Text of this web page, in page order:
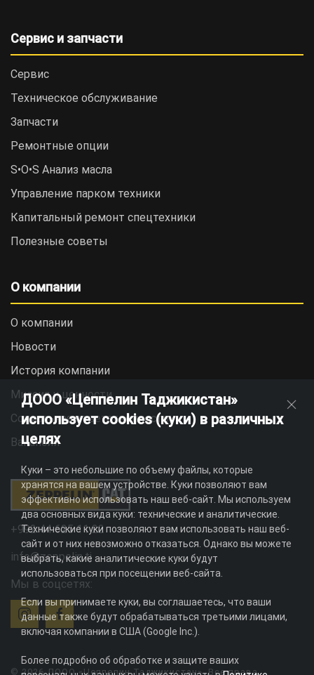
Сервис и запчасти
Сервис
Техническое обслуживание
Запчасти
Ремонтные опции
S•O•S Анализ масла
Управление парком техники
Капитальный ремонт спецтехники
Полезные советы
О компании
О компании
Новости
История компании
Миссия и ценности
Социальная ответственность
Вакансии
+992 44 625 11 22
info@zeppelin.tj
Мы в соцсетях:
© 2026 ДООО «Цеппелин Таджикистан». Все права
ДООО «Цеппелин Таджикистан»
использует cookies (куки) в различных
целях
Куки – это небольшие по объему файлы, которые
хранятся на вашем устройстве. Куки позволяют вам
эффективно использовать наш веб-сайт. Мы используем
два основных вида куки: технические и аналитические.
Технические куки позволяют вам использовать наш веб-
сайт и от них невозможно отказаться. Однако вы можете
выбрать, какие аналитические куки будут
использоваться при посещении веб-сайта.
Если вы принимаете куки, вы соглашаетесь, что ваши
данные также будут обрабатываться третьими лицами,
включая компании в США (Google Inc.).
Более подробно об обработке и защите ваших